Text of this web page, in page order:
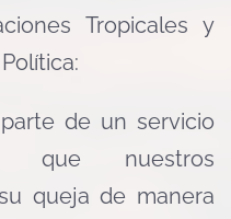
Tropicales y
de un servicio
que nuestros
queja de manera